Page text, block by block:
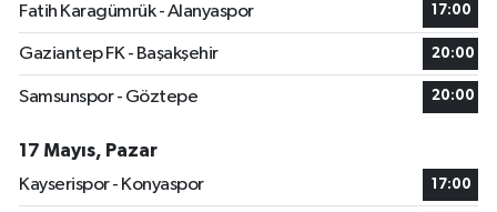
Fatih Karagümrük - Alanyaspor
17:00
Gaziantep FK - Başakşehir 20:00
Samsunspor - Göztepe 20:00
17 Mayıs, Pazar
Kayserispor - Konyaspor
17:00